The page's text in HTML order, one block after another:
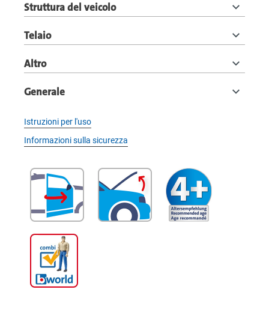
Struttura del veicolo
Telaio
Altro
Generale
Istruzioni per l'uso
Informazioni sulla sicurezza